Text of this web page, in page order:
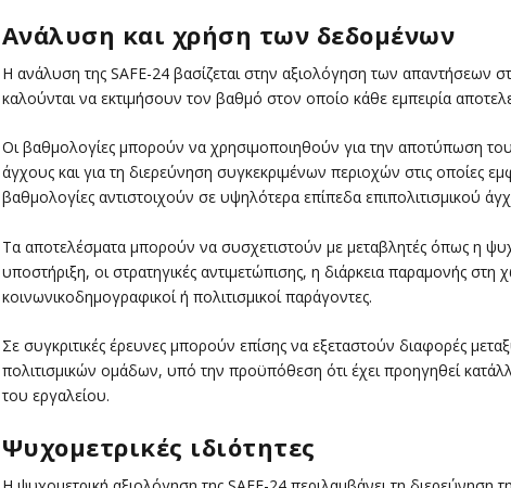
Ανάλυση και χρήση των δεδομένων
Η ανάλυση της SAFE-24 βασίζεται στην αξιολόγηση των απαντήσεων
καλούνται να εκτιμήσουν τον βαθμό στον οποίο κάθε εμπειρία
Οι βαθμολογίες μπορούν να χρησιμοποιηθούν για την αποτύπωση
άγχους και για τη διερεύνηση συγκεκριμένων περιοχών στις οποίες
βαθμολογίες αντιστοιχούν σε υψηλότερα επίπεδα επιπολιτισμικού
Τα αποτελέσματα μπορούν να συσχετιστούν με μεταβλητές όπως η
υποστήριξη, οι στρατηγικές αντιμετώπισης, η διάρκεια παραμονής
κοινωνικοδημογραφικοί ή πολιτισμικοί παράγοντες.
Σε συγκριτικές έρευνες μπορούν επίσης να εξεταστούν διαφορές
πολιτισμικών ομάδων, υπό την προϋπόθεση ότι έχει προηγηθεί
του εργαλείου.
Ψυχομετρικές ιδιότητες